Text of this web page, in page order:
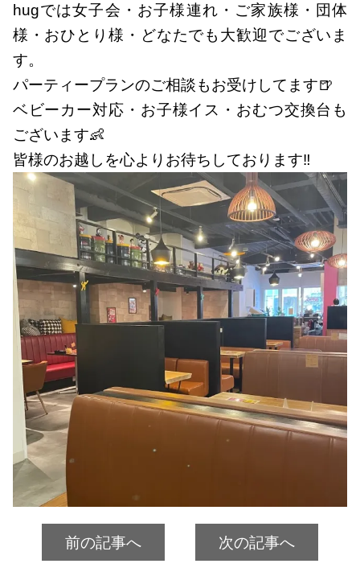
hugでは女子会・お子様連れ・ご家族様・団体
様・おひとり様・どなたでも大歓迎でございま
す。
パーティープランのご相談もお受けしてます🍺
ベビーカー対応・お子様イス・おむつ交換台も
ございます👶
皆様のお越しを心よりお待ちしております‼
前の記事へ 次の記事へ